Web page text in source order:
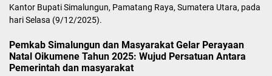
Kantor Bupati Simalungun, Pamatang Raya, Sumatera Utara, pada
hari Selasa (9/12/2025).
Pemkab Simalungun dan Masyarakat Gelar Perayaan
Natal Oikumene Tahun 2025: Wujud Persatuan Antara
Pemerintah dan masyarakat